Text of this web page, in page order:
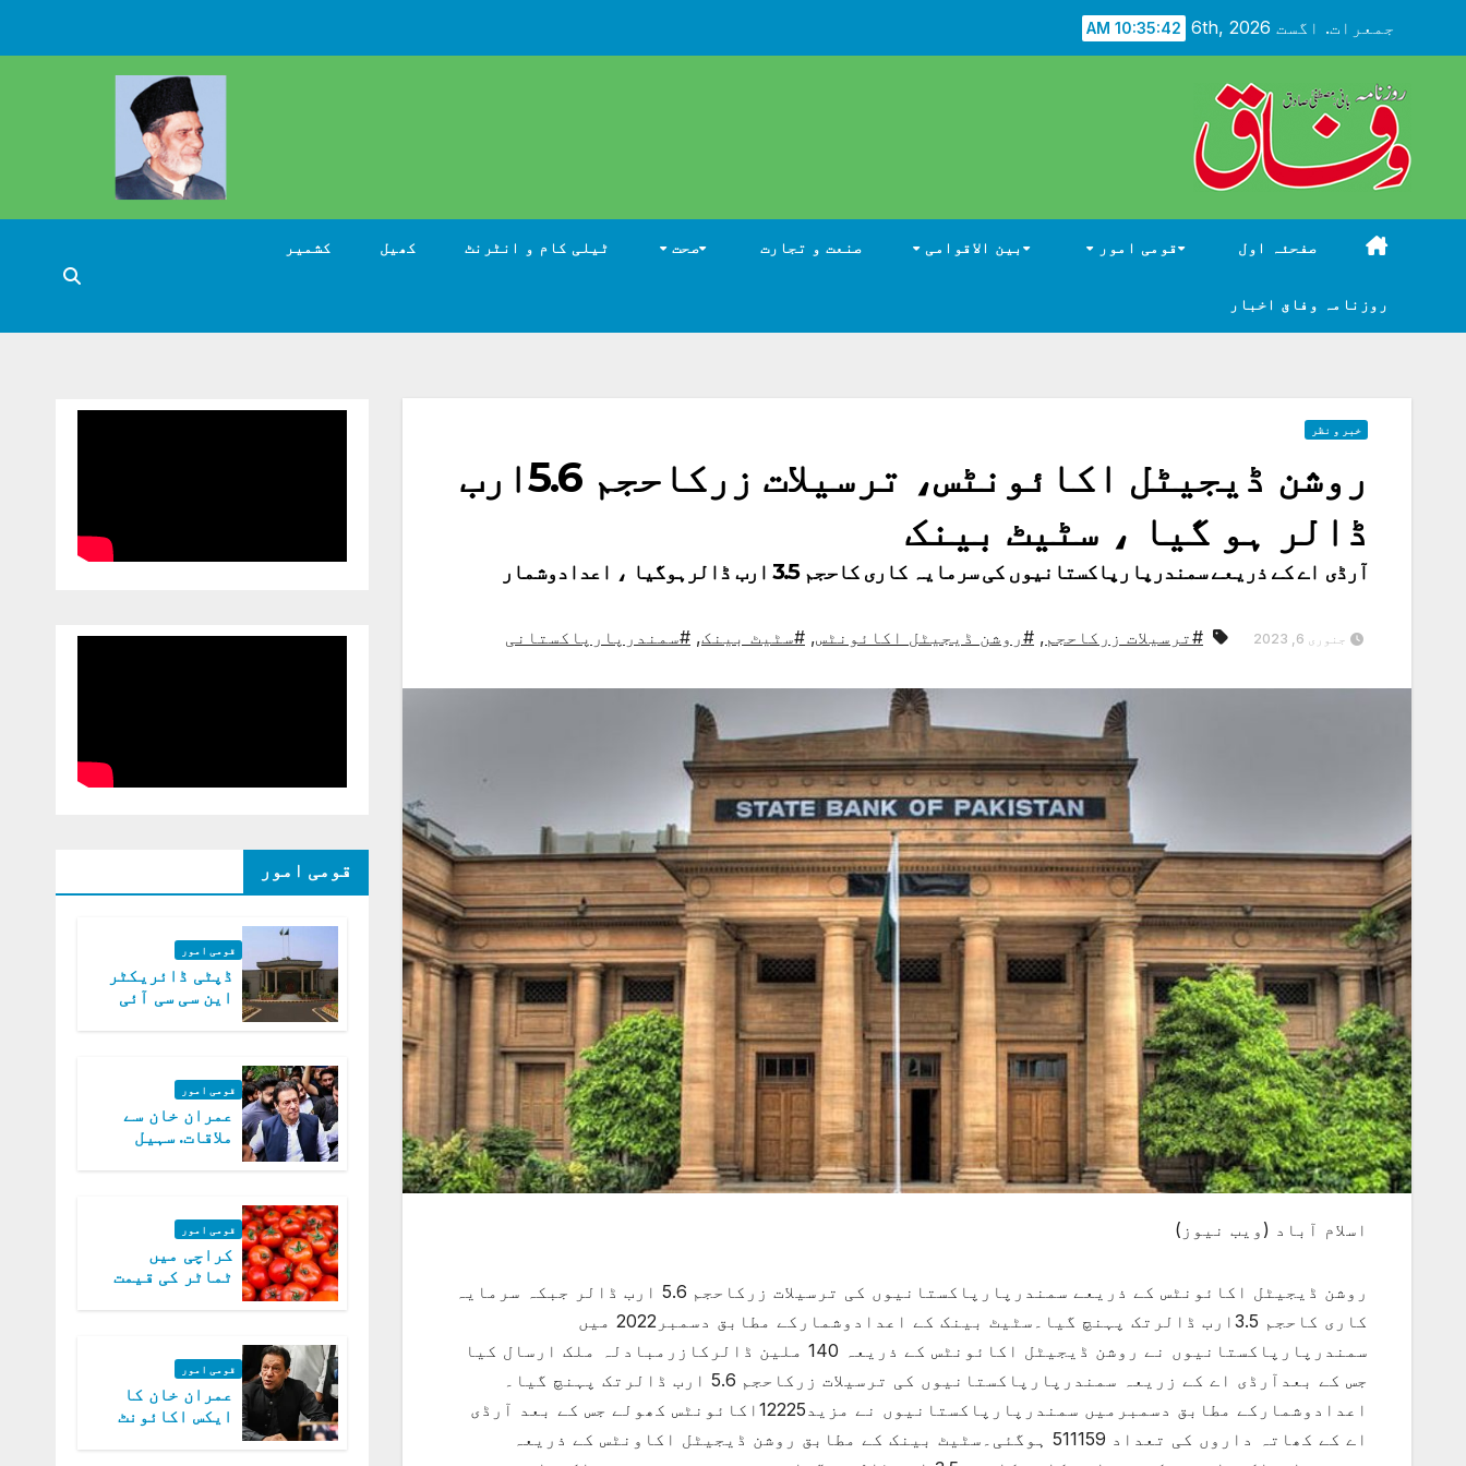
جمعرات. اگست 6th, 2026 10:35:44 AM
صفحئہ اول قومی امور بین الاقوامی صنعت و تجارت صحت ٹیلی کام و انٹرنٹ کھیل کشمیر
روزنامہ وفاق اخبار
خبر و نظر
روشن ڈیجیٹل اکائونٹس، ترسیلات زرکاحجم 5.6ارب
ڈالر ہو گیا ، سٹیٹ بینک
آرڈی اے کے ذریعے سمندرپارپاکستانیوں کی سرمایہ کاری کاحجم 3.5 ارب ڈالرہوگیا ، اعدادوشمار
جنوری 6, 2023 #ترسیلات زرکاحجم , #روشن ڈیجیٹل اکائونٹس, #سٹیٹ بینک, #سمندرپارپاکستانی
اسلام آباد (ویب نیوز)
روشن ڈیجیٹل اکائونٹس کے ذریعے سمندرپارپاکستانیوں کی ترسیلات زرکاحجم 5.6 ارب ڈالر جبکہ سرمایہ
کاری کاحجم 3.5ارب ڈالرتک پہنچ گیا۔سٹیٹ بینک کے اعدادوشمارکے مطابق دسمبر2022 میں
سمندرپارپاکستانیوں نے روشن ڈیجیٹل اکائونٹس کے ذریعہ 140 ملین ڈالرکازرمبادلہ ملک ارسال کیا
جس کے بعدآرڈی اے کے زریعہ سمندرپارپاکستانیوں کی ترسیلات زرکاحجم 5.6 ارب ڈالرتک پہنچ گیا۔
اعدادوشمارکے مطابق دسمبرمیں سمندرپارپاکستانیوں نے مزید12225اکائونٹس کھولے جس کے بعد آرڈی
اے کے کھاتہ داروں کی تعداد 511159 ہوگئی۔سٹیٹ بینک کے مطابق روشن ڈیجیٹل اکاونٹس کے ذریعہ
قومی امور
قومی امور
ڈپٹی ڈائریکٹر
این سی سی آئی
قومی امور
عمران خان سے
ملاقات. سہیل
قومی امور
کراچی میں
ٹماٹر کی قیمت
قومی امور
عمران خان کا
ایکس اکائونٹ